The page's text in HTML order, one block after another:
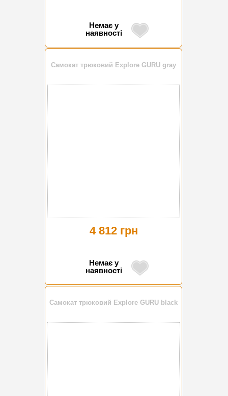
Немає у
наявності
Самокат трюковий Explore GURU gray
4 812 грн
Немає у
наявності
Самокат трюковий Explore GURU black